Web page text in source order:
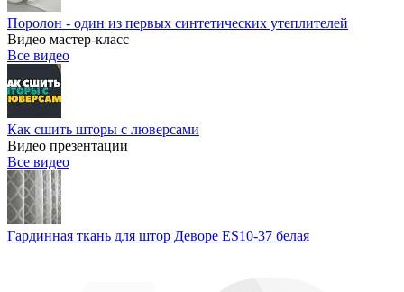
Поролон - один из первых синтетических утеплителей
Видео мастер-класс
Все видео
Как сшить шторы с люверсами
Видео презентации
Все видео
Гардинная ткань для штор Деворе ES10-37 белая